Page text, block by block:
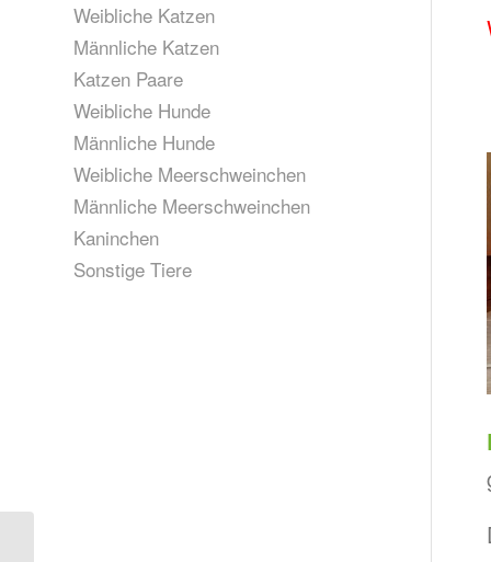
Weibliche Katzen
Männliche Katzen
Katzen Paare
Weibliche Hunde
Männliche Hunde
Weibliche Meerschweinchen
Männliche Meerschweinchen
Kaninchen
Sonstige Tiere